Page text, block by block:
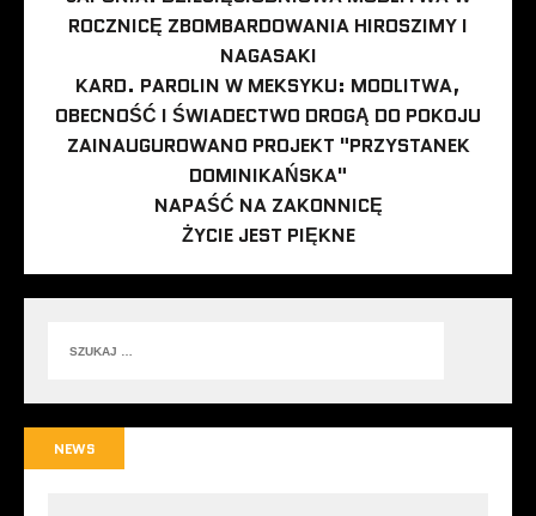
ROCZNICĘ ZBOMBARDOWANIA HIROSZIMY I
NAGASAKI
KARD. PAROLIN W MEKSYKU: MODLITWA,
OBECNOŚĆ I ŚWIADECTWO DROGĄ DO POKOJU
ZAINAUGUROWANO PROJEKT "PRZYSTANEK
DOMINIKAŃSKA"
NAPAŚĆ NA ZAKONNICĘ
ŻYCIE JEST PIĘKNE
NEWS